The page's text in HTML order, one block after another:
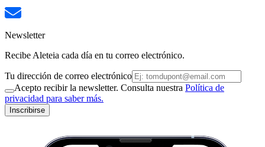
Newsletter
Recibe Aleteia cada día en tu correo electrónico.
Tu dirección de correo electrónico
Acepto recibir la newsletter. Consulta nuestra Política de
privacidad para saber más.
Inscribirse